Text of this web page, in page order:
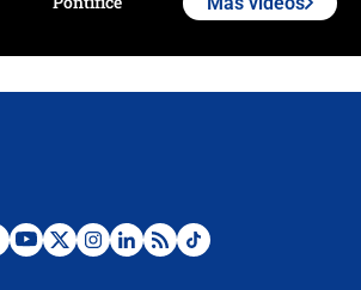
¿La posesión de Abelardo De la